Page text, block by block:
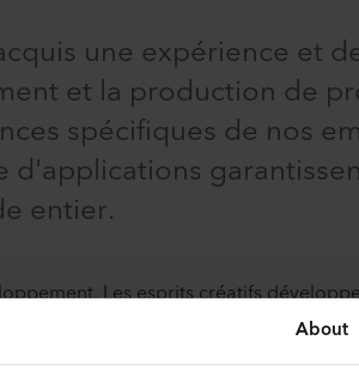
About
une expérience et
et la production de
spécifiques de nos
d'applications
entier.
Les esprits créatifs
des nouveaux résultats de la